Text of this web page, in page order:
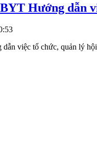
Hướng dẫn
việc tổ chức, quản lý